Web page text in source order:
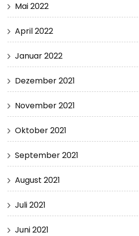
Mai 2022
April 2022
Januar 2022
Dezember 2021
November 2021
Oktober 2021
September 2021
August 2021
Juli 2021
Juni 2021